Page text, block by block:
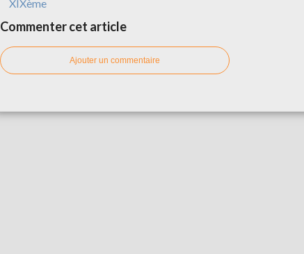
XIXème
Commenter cet article
Ajouter un commentaire